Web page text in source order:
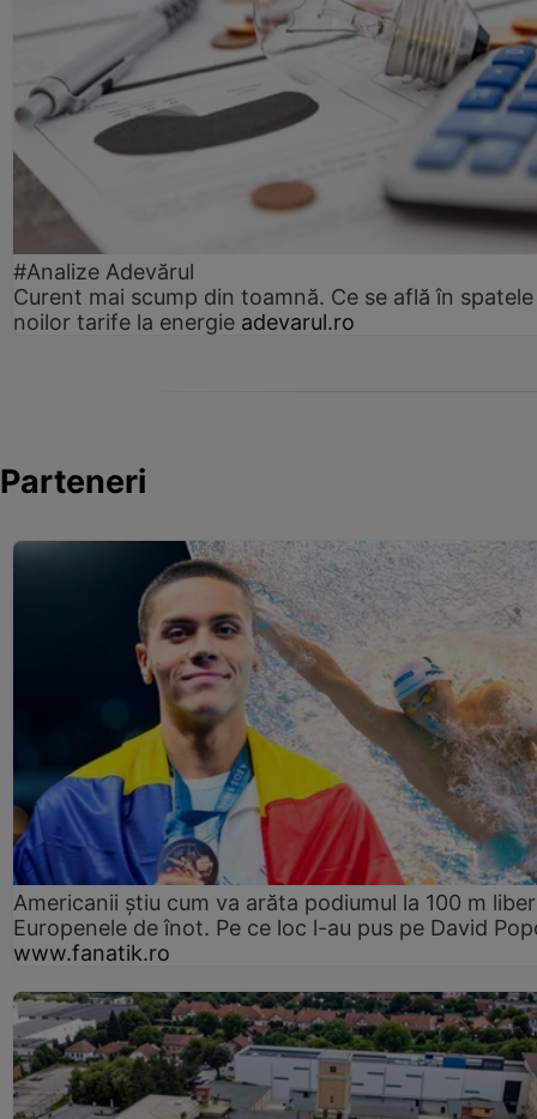
#Analize Adevărul
Curent mai scump din toamnă. Ce se află în spatele
noilor tarife la energie adevarul.ro
Parteneri
Americanii știu cum va arăta podiumul la 100 m
Europenele de înot. Pe ce loc l-au pus pe David
www.fanatik.ro